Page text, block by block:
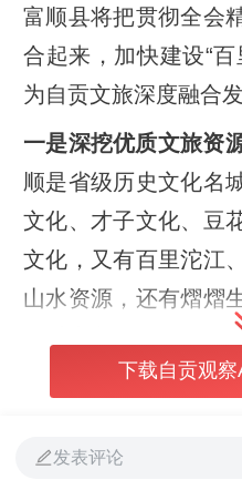
富顺县将把贯彻全会
合起来，加快建设“百
为自贡文旅深度融合
一是深挖优质文旅资
顺是省级历史文化名
文化、才子文化、豆
文化，又有百里沱江
山水资源，还有熠熠
级以上文保单位80余
化旅游业具备良好基
旅发展潜在增量，盘
下载自贡观
发表评论